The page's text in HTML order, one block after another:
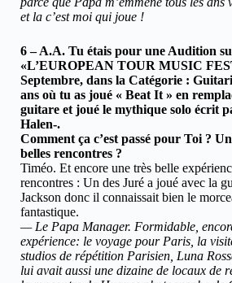
et la c’est moi qui joue !
6 – A.A. Tu étais pour une Audition
«L’EUROPEAN TOUR MUSIC
Septembre, dans la Catégorie :
ans où tu as joué « Beat It » en
guitare et joué le mythique solo écrit
Halen-.
Comment ça c’est passé pour Toi ?
belles rencontres ?
Timéo. Et encore une très belle
rencontres : Un des Juré a joué avec la
Jackson donc il connaissait bien le
fantastique.
— Le Papa Manager. Formidable,
expérience: le voyage pour Paris, la
studios de répétition Parisien, Luna
lui avait aussi une dizaine de locaux de